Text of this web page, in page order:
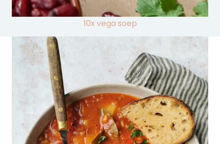
10x vega soep